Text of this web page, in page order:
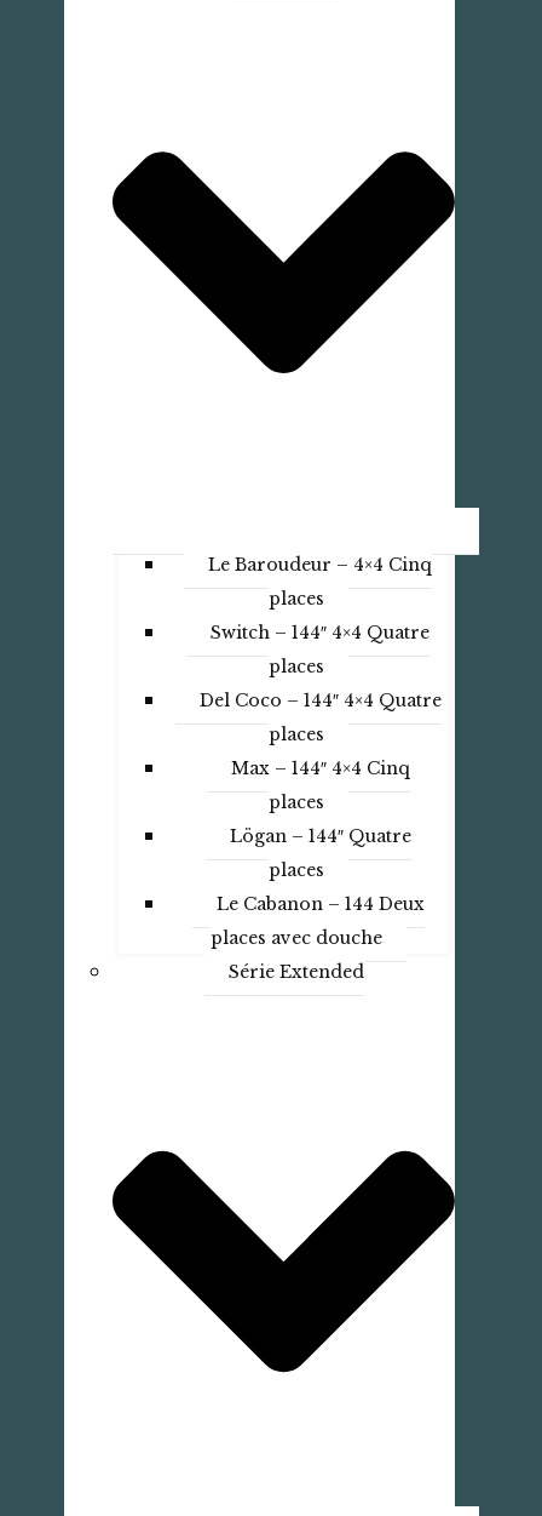
Le Baroudeur – 4×4 Cinq
places
Switch – 144″ 4×4 Quatre
places
Del Coco – 144″ 4×4 Quatre
places
Max – 144″ 4×4 Cinq
places
Lögan – 144″ Quatre
places
Le Cabanon – 144 Deux
places avec douche
Série Extended